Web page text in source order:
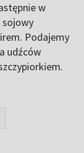
w
sojowy
Podajemy
udźców